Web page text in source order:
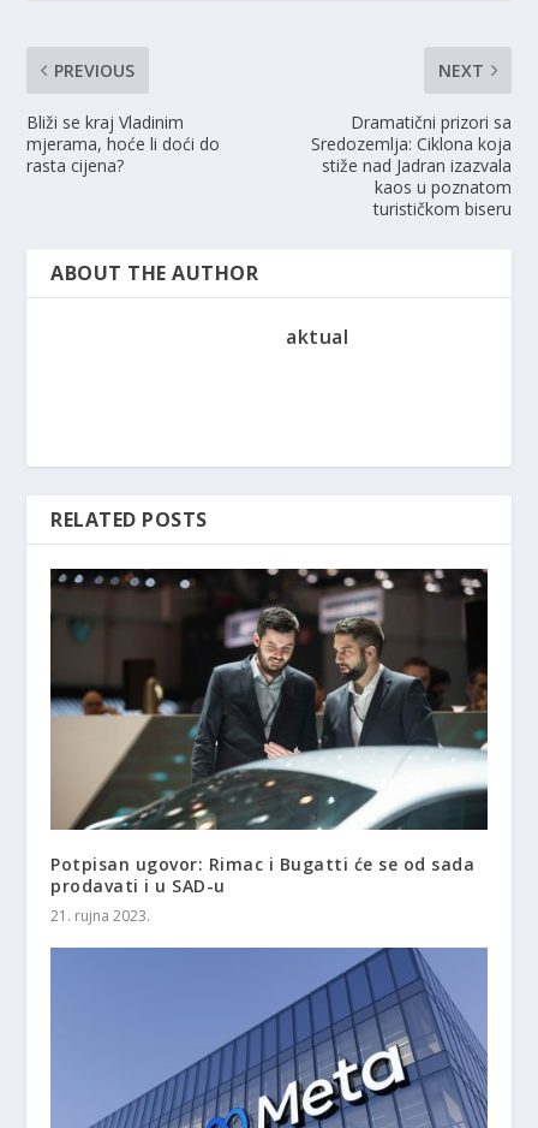
PREVIOUS
Bliži se kraj Vladinim
mjerama, hoće li doći do
rasta cijena?
NEXT
Dramatični prizori sa
Sredozemlja: Ciklona koja
stiže nad Jadran izazvala
kaos u poznatom
turističkom biseru
ABOUT THE AUTHOR
aktual
RELATED POSTS
Potpisan ugovor: Rimac i Bugatti će se od sada
prodavati i u SAD-u
21. rujna 2023.